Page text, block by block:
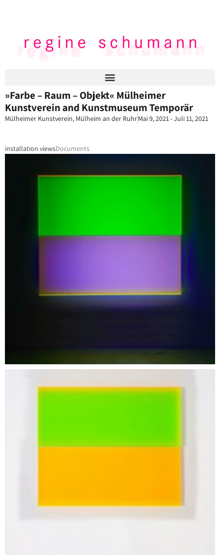
»Farbe – Raum – Objekt« Mülheimer
Kunstverein and Kunstmuseum Temporär
Mülheimer Kunstverein, Mülheim an der RuhrMai 9, 2021 - Juli 11, 2021
installation viewsDocuments